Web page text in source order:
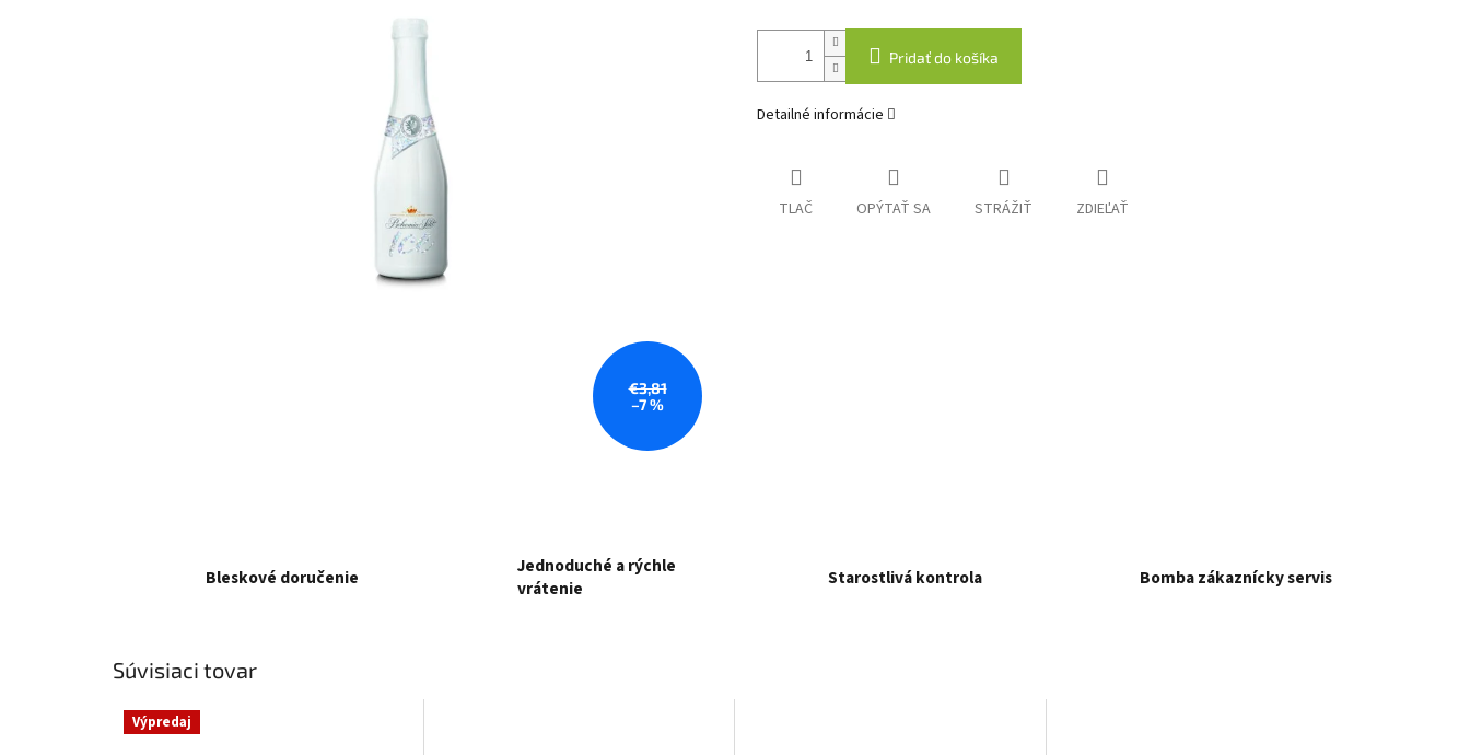
€3,81
–7 %
Pridať do košíka
Detailné informácie
TLAČ OPÝTAŤ SA STRÁŽIŤ ZDIEĽAŤ
Bleskové doručenie
Jednoduché a rýchle
vrátenie
Starostlivá kontrola Bomba zákaznícky servis
Súvisiaci tovar
Výpredaj